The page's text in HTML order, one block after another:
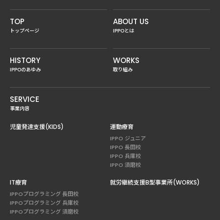
TOP
トップページ
ABOUT US
IPPOとは
HISTORY
IPPOのあゆみ
WORKS
取り組み
SERVICE
事業内容
児童発達支援(KIDS) 運動療育
IPPO ジュニア
IPPO 長田校
IPPO 兵庫校
IPPO 須磨校
IT療育
IPPOプログラミング 長田校
IPPOプログラミング 兵庫校
IPPOプログラミング 須磨校
就労継続支援B型事業所(WORKS)